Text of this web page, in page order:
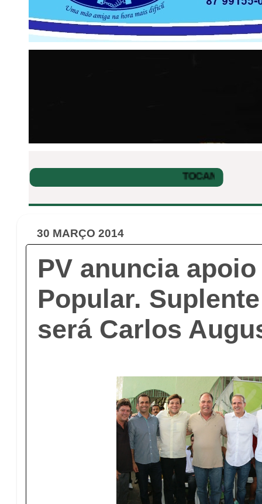
30 MARÇO 2014
PV anuncia
Popular.
será Carlos